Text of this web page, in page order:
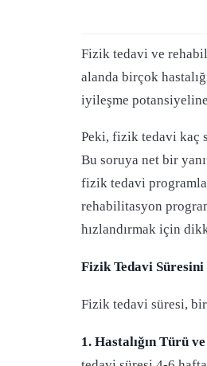
Fizik tedavi ve
alanda birçok
iyileşme
Peki, fizik tedavi kaç
Bu soruya net bir
fizik tedavi
rehabilitasyon
hızlandırmak için
Fizik Tedavi
Fizik tedavi süresi,
1. Hastalığın Türü